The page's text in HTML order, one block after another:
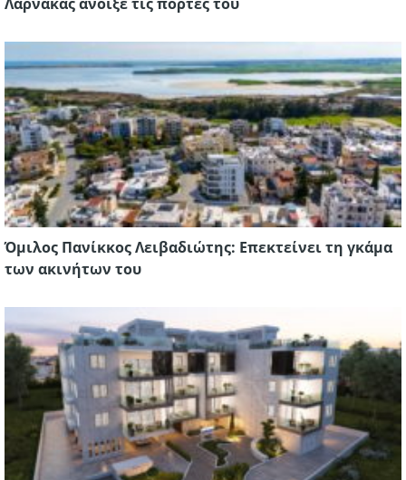
Όμιλος Πανίκκος Λειβαδιώτης: Επεκτείνει τη γκάμα
των ακινήτων του